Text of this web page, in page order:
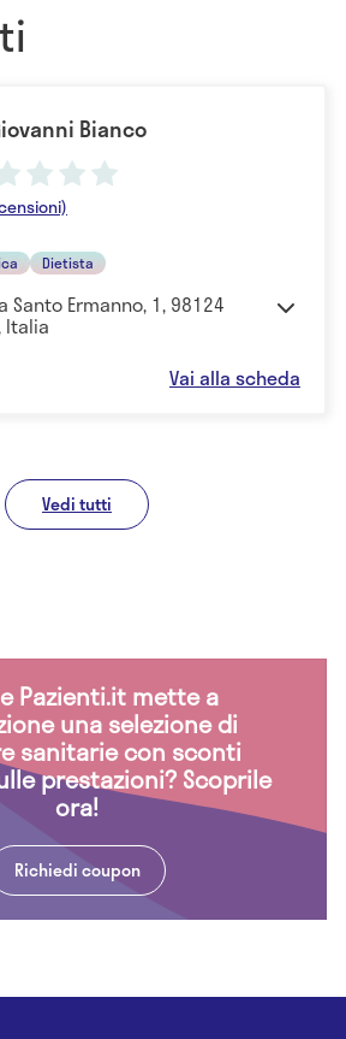
Bianco
Dietista
Santo Ermanno, 1, 98124
Italia
Vai alla scheda
Vedi tutti
Pazienti.it mette a
una selezione di
sanitarie con sconti
prestazioni? Scoprile
ora!
Richiedi coupon